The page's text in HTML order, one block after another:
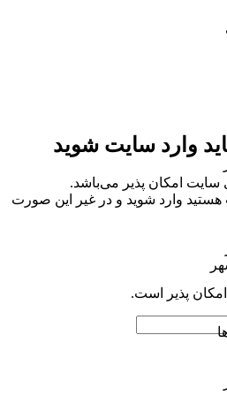
وارد سایت شوید
سایت امکان پذیر می‌باشد.
وارد شوید و در غیر این صورت
امکان پذیر است.